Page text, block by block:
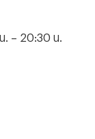
. – 20:30 น.